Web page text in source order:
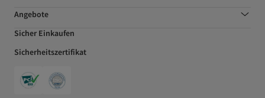
Angebote
Sicher Einkaufen
Sicherheitszertifikat